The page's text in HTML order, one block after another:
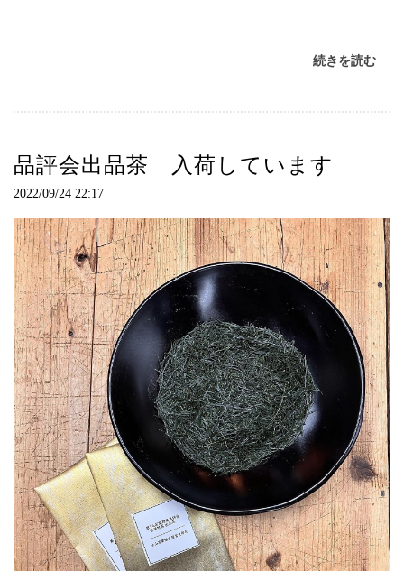
続きを読む
品評会出品茶 入荷しています
2022/09/24 22:17